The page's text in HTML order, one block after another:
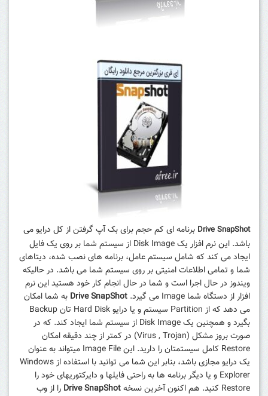
Drive SnapShot برنامه ای کم حجم برای بک آپ گرفتن از کل درایو می
باشد. این نرم افزار یک Disk Image از سیستم شما بر روی یک فایل
ایجاد می کند که شامل سیستم عامل، برنامه های نصب شده، دیتاهای
شما و تمامی اطلاعات امنیتی بر روی سیستم شما می باشد. در حالیکه
ویندوز در حال اجرا است و شما در حال انجام کار خود هستید این نرم
افزار از دستگاه شما Image می گیرد.
Drive SnapShot به شما امکان
می دهد که از Partition سیستم و یا درایو Hard Disk تان Backup
بگیرد و همچنین یک Disk Image از سیستم شما ایجاد کند. که در
صورت بروز مشکل (Virus , Trojan) در کمتر از چند دقیقه امکان
Restore کامل سیستمتان را دارید. این Image File میتواند به عنوان
یک درایو مجازی باشد، بنابر این شما می توانید با استفاده از Windows
Explorer و یا دیگر برنامه ها به راحتی فایلها و دایرکتوریهای خود را
Restore کنید
. هم اکنون آخرین نسخهDrive SnapShot را از وب